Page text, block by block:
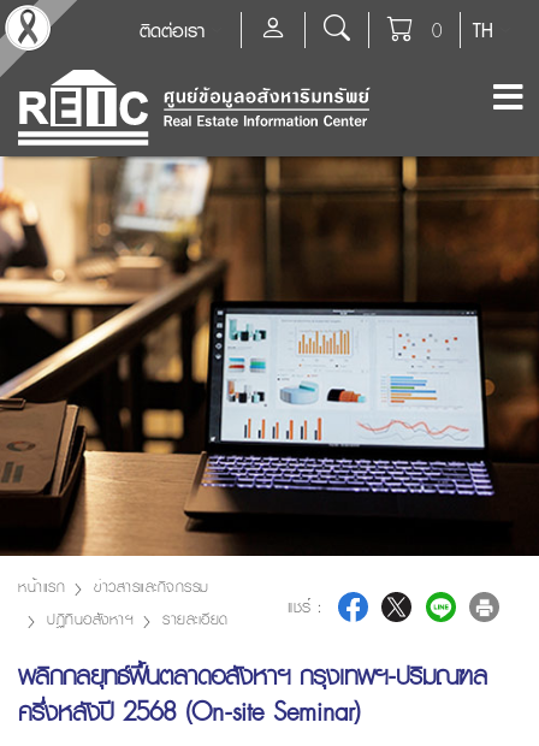
TH
0
ติดต่อเรา
หน้าแรก
ข่าวสารและกิจกรรม
ปฏิทินอสังหาฯ
รายละเอียด แชร์ :
พลิกกลยุทธ์ฟื้นตลาดอสังหาฯ กรุงเทพฯ-ปริมณฑล
ครึ่งหลังปี 2568 (On-site Seminar)